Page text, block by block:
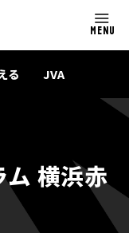
MENU
る JVA
横浜赤